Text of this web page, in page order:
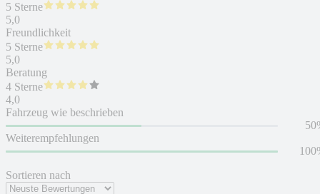
Sortieren nach
5 Sterne
5,0
Freundlichkeit
5 Sterne
5,0
Beratung
4 Sterne
4,0
Fahrzeug wie beschrieben
Weiterempfehlungen